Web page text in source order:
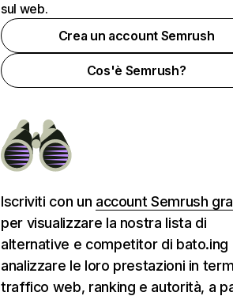
sul web.
Crea un account Semrush
Cos'è Semrush?
Iscriviti con un account Semrush
per visualizzare la nostra lista di
alternative e competitor di bato.ing
analizzare le loro prestazioni in
traffico web, ranking e autorità, a